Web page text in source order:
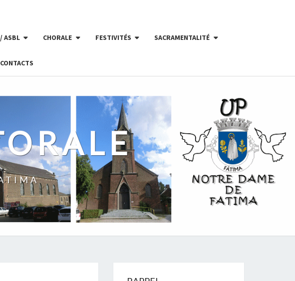
ASBL CHORALE FESTIVITÉS SACRAMENTALITÉ
CONTACTS